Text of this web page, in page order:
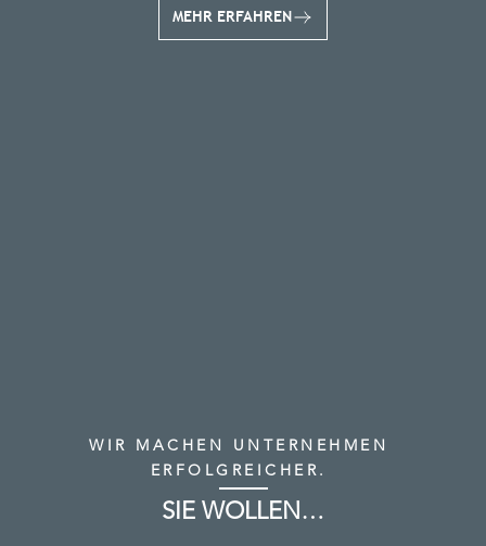
MEHR ERFAHREN
WIR MACHEN UNTERNEHMEN
ERFOLGREICHER.
SIE WOLLEN…